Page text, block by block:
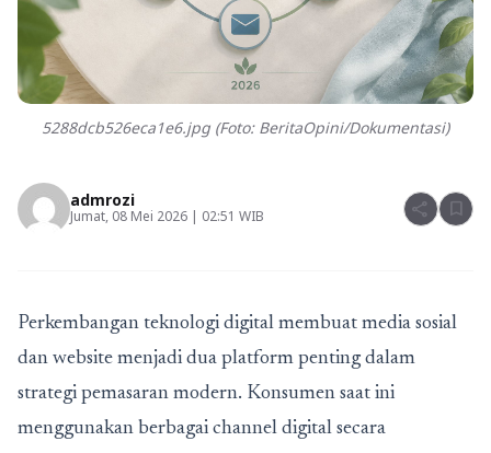
5288dcb526eca1e6.jpg (Foto: BeritaOpini/Dokumentasi)
admrozi
Jumat, 08 Mei 2026 | 02:51 WIB share bookmark
Perkembangan teknologi digital membuat media sosial
dan website menjadi dua platform penting dalam
strategi pemasaran modern. Konsumen saat ini
menggunakan berbagai channel digital secara